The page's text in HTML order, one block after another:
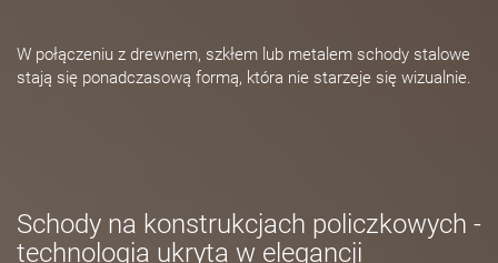
W połączeniu z drewnem, szkłem lub metalem schody stalowe
stają się ponadczasową formą, która nie starzeje się wizualnie.
Schody na konstrukcjach policzkowych -
technologia ukryta w elegancji